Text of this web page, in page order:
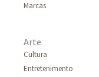
Marcas
Arte
Cultura
Entretenimento